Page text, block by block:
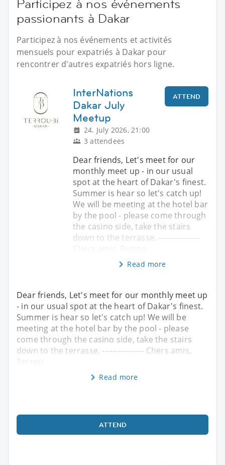
Participez à nos événements
passionants à Dakar
Participez à nos événements et activités
mensuels pour expatriés à Dakar pour
rencontrer d'autres expatriés hors ligne.
InterNations
Dakar July
Meetup
24. July 2026, 21:00
3 attendees
ATTEND
Dear friends, Let's meet for our
monthly meet up - in our usual
spot at the heart of Dakar's finest.
Summer is hear so let's catch up!
We will be meeting at the hotel bar
by the pool - please come through
the casino side, take the stairs
down to the terrasse. ----------------
Read more
Dear friends, Let's meet for our monthly meet up
- in our usual spot at the heart of Dakar's finest.
Summer is hear so let's catch up! We will be
meeting at the hotel bar by the pool - please
come through the casino side, take the stairs
down to the terrasse. ---------------- Chers amis,
Retrou
Read more
ATTEND